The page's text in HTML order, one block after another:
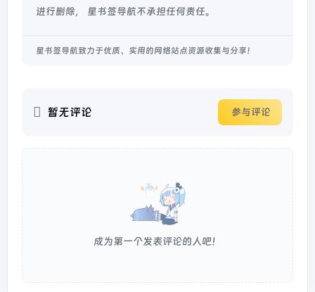
进行删除， 星书签导航不承担任何责任。
星书签导航致力于优质、实用的网络站点资源收集与分享！
暂无评论 参与评论
成为第一个发表评论的人吧！